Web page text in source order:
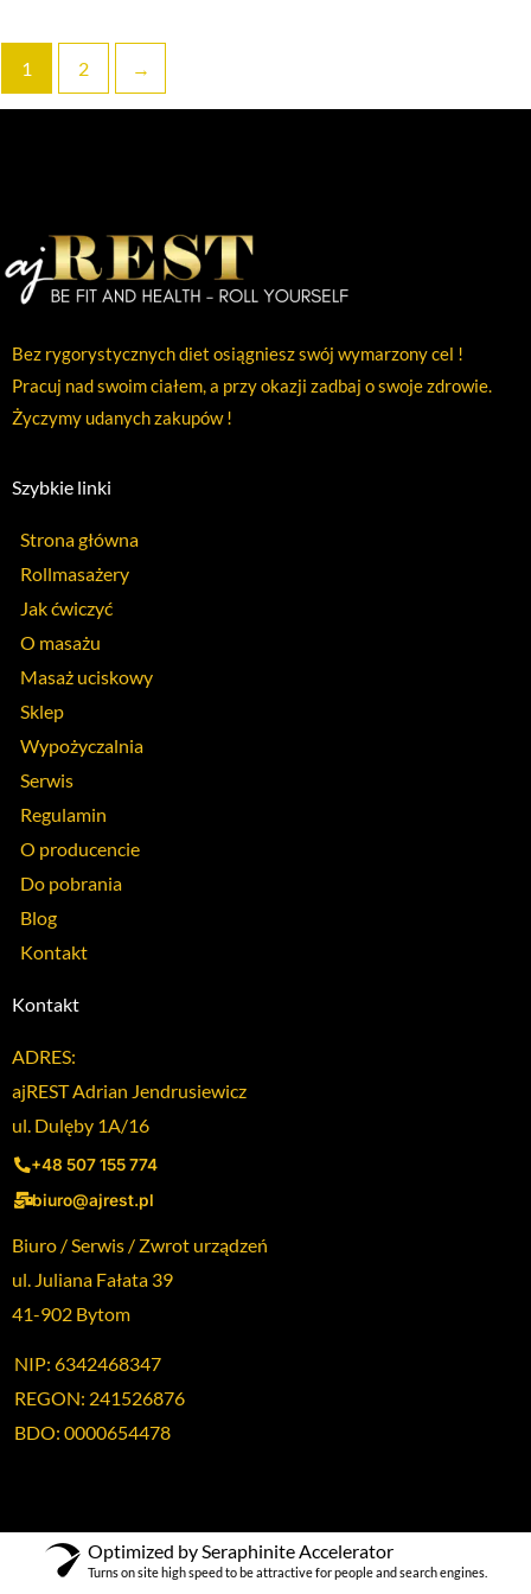
1 2 →
Bez rygorystycznych diet osiągniesz swój wymarzony cel !
Pracuj nad swoim ciałem, a przy okazji zadbaj o swoje zdrowie.
Życzymy udanych zakupów !
Szybkie linki
Strona główna
Rollmasażery
Jak ćwiczyć
O masażu
Masaż uciskowy
Sklep
Wypożyczalnia
Serwis
Regulamin
O producencie
Do pobrania
Blog
Kontakt
Kontakt
ADRES:
ajREST Adrian Jendrusiewicz
ul. Dulęby 1A/16
+48 507 155 774
biuro@ajrest.pl
Biuro / Serwis / Zwrot urządzeń
ul. Juliana Fałata 39
41-902 Bytom
NIP: 6342468347
REGON: 241526876
BDO: 0000654478
Optimized by Seraphinite Accelerator
Turns on site high speed to be attractive for people and search engines.